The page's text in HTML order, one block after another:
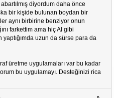
diyordum daha önce
bir kişide bulunan boydan bir
aynı birbirine benziyor onun
farkettim ama hiç AI gibi
uzun da sürse para da
üretme uygulamaları var bu kadar
bu uygulamayı. Desteğinizi rica